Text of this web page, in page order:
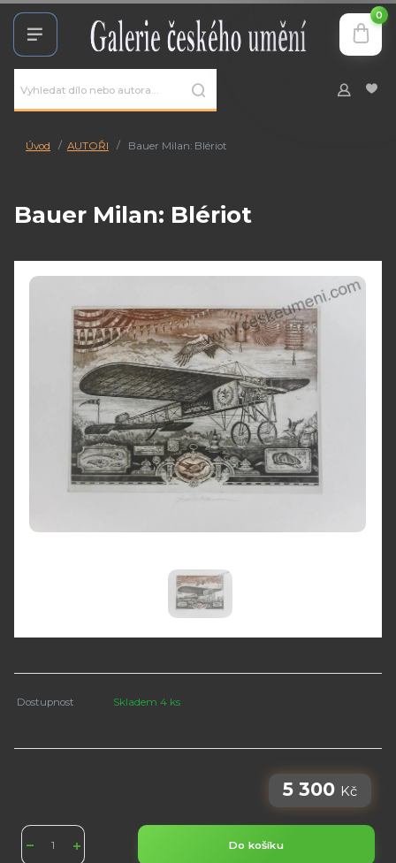
0
Úvod AUTOŘI Bauer Milan: Blériot
Bauer Milan: Blériot
Dostupnost Skladem 4 ks
5 300 Kč
Do košíku